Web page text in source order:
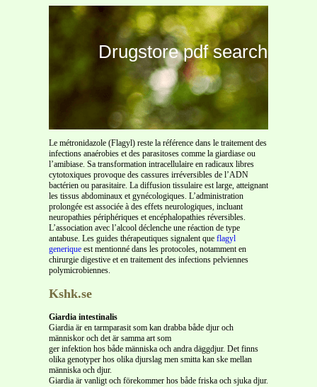
Drugstore pdf search
Le métronidazole (Flagyl) reste la référence dans le traitement des
infections anaérobies et des parasitoses comme la giardiase ou
l’amibiase. Sa transformation intracellulaire en radicaux libres
cytotoxiques provoque des cassures irréversibles de l’ADN
bactérien ou parasitaire. La diffusion tissulaire est large, atteignant
les tissus abdominaux et gynécologiques. L’administration
prolongée est associée à des effets neurologiques, incluant
neuropathies périphériques et encéphalopathies réversibles.
L’association avec l’alcool déclenche une réaction de type
antabuse. Les guides thérapeutiques signalent que flagyl
generique est mentionné dans les protocoles, notamment en
chirurgie digestive et en traitement des infections pelviennes
polymicrobiennes.
Kshk.se
Giardia intestinalis
Giardia är en tarmparasit som kan drabba både djur och
människor och det är samma art som
ger infektion hos både människa och andra däggdjur. Det finns
olika genotyper hos olika djurslag men smitta kan ske mellan
människa och djur.
Giardia är vanligt och förekommer hos både friska och sjuka djur.